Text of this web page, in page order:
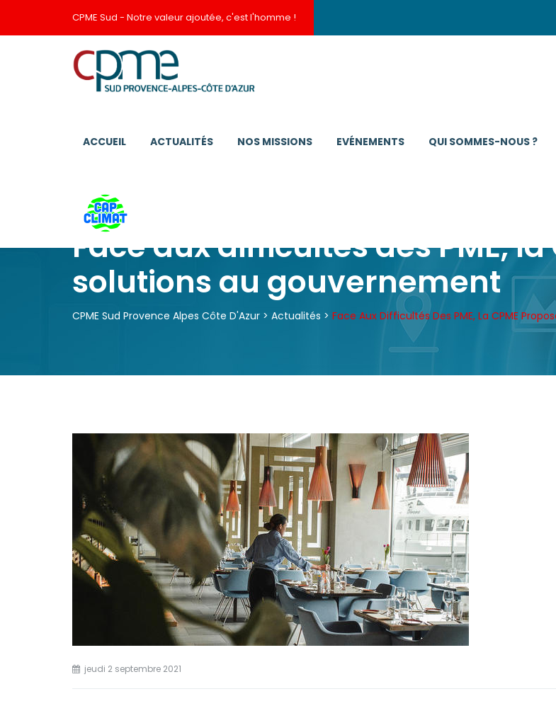
CPME Sud - Notre valeur ajoutée, c'est l'homme !
ACCUEIL ACTUALITÉS NOS MISSIONS EVÉNEMENTS QUI SOMMES-NOUS ?
Face aux difficultés des PME, la
solutions au gouvernement
CPME Sud Provence Alpes Côte D'Azur > Actualités > Face Aux Difficultés Des PME, La CPME
jeudi 2 septembre 2021